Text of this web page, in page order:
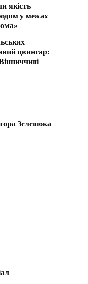
якість
у межах
цвинтар:
Зеленюка